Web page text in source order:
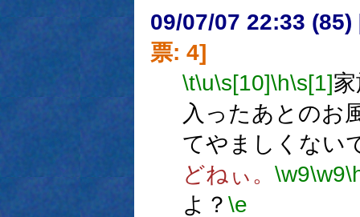
09/07/07 22:33 (85)
票: 4]
\t\u\s[10]\h\s[1]
入ったあとのお
てやましくない
どねぃ。 \w9\w9
よ？ \e